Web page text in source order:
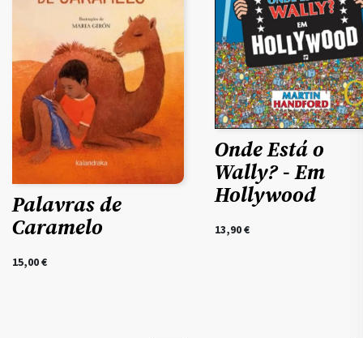
Palavras de
Caramelo
15,00€
Onde Está o
Wally? - Em
Hollywood
13,90€